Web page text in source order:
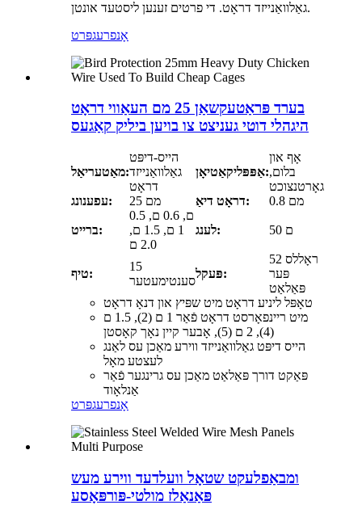
גאַלוואַנייזד דראָט. די פרטים זענען ליסטעד אונטן.
אָנפרעגפּרט
בערד פּראַטעקשאַן 25 מם העאַווי דראָט
היגהלי דוטי געניצט צו בויען ביליק קאַגעס
מאַטעריאַל:
הייס-דיפּט
גאַלוואַנייזד
דראָט
אַפּפּליקאַטיאָן:
אָף און
בלום,
גאָרטנצוכט
עפענונג:
25 מם דראָט דיאַ: 0.8 מם
ברייט:
0.5 ם, 0.6 ם,
1 ם, 1.5 ם,
2.0 ם
לענג: 50 ם
טיף:
15
סענטימעטער
פּעקל:
52 ראָללס
פּער
פּאַלאַט
טאָפּל ליניע דראָט מיט שפּיץ און דנאָ דראָט
מיט ריינפאָרסט דראָט פֿאַר 1 ם (2), 1.5 ם
(4), 2 ם (5), אָבער קיין נאָך קאָסטן
הייס דיפּט גאַלוואַנייזד ווירע מאַכן עס לאַנג
לעצטע מאָל
פּאַקט דורך פּאַלאַט מאַכן עס גרינגער פֿאַר
אַנלאָוד
אָנפרעגפּרט
ומבאַפלעקט שטאָל וועלדעד ווירע מעש
פּאַנאַלז מולטי-פּורפּאָסע